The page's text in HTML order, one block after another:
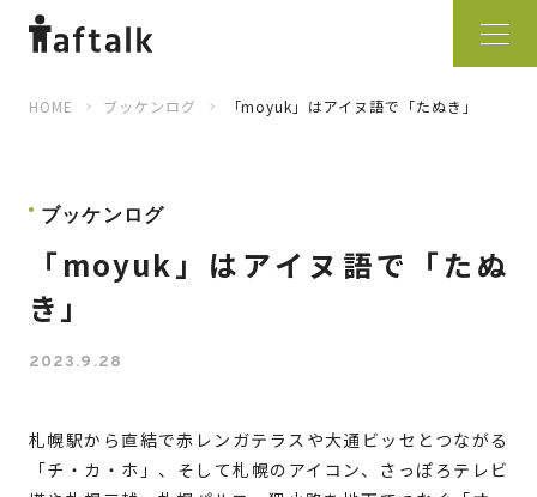
HOME ブッケンログ 「moyuk」はアイヌ語で「たぬき」
ブッケンログ
「moyuk」はアイヌ語で「たぬ
き」
2023.9.28
札幌駅から直結で赤レンガテラスや大通ビッセとつながる
「チ・カ・ホ」、そして札幌のアイコン、さっぽろテレビ